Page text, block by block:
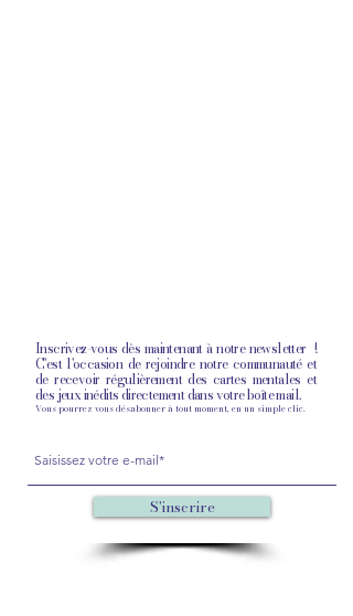
Inscrivez-vous dès maintenant à notre newsletter !
C'est l'occasion de rejoindre notre communauté et
de recevoir régulièrement des cartes mentales et
des jeux inédits directement dans votre boîte mail.
Vous pourrez vous désabonner à tout moment, en un simple clic.
S'inscrire